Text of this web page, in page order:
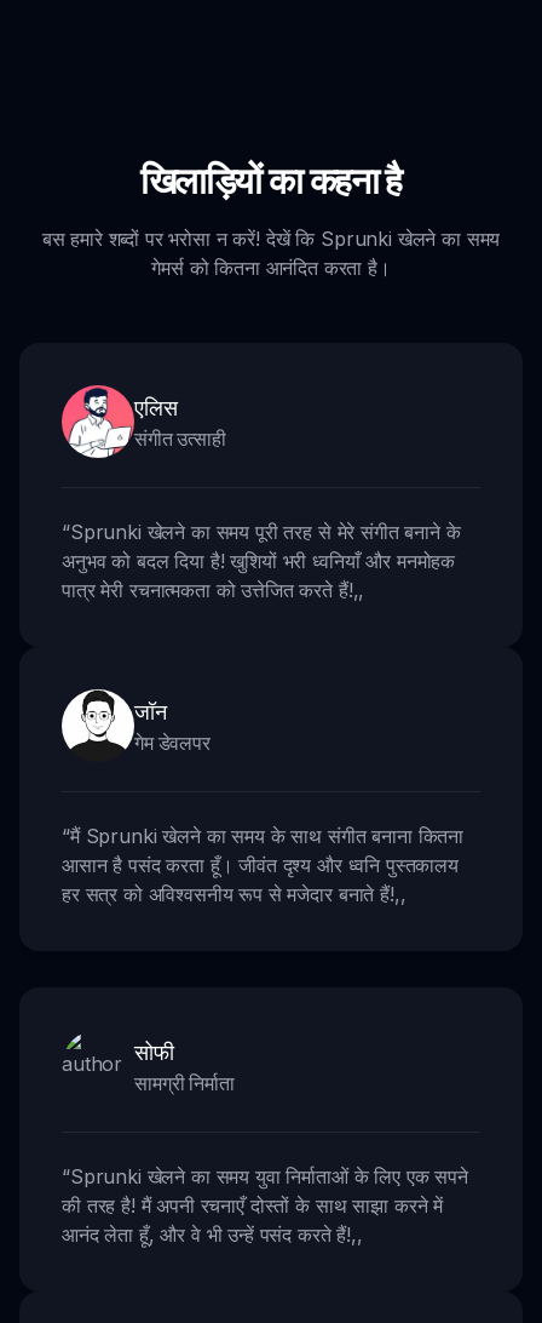
खिलाड़ियों का कहना है
बस हमारे शब्दों पर भरोसा न करें! देखें कि Sprunki खेलने का समय
गेमर्स को कितना आनंदित करता है।
एलिस
संगीत उत्साही
“Sprunki खेलने का समय पूरी तरह से मेरे संगीत बनाने के
अनुभव को बदल दिया है! खुशियों भरी ध्वनियाँ और मनमोहक
पात्र मेरी रचनात्मकता को उत्तेजित करते हैं!,,
जॉन
गेम डेवलपर
“मैं Sprunki खेलने का समय के साथ संगीत बनाना कितना
आसान है पसंद करता हूँ। जीवंत दृश्य और ध्वनि पुस्तकालय
हर सत्र को अविश्वसनीय रूप से मजेदार बनाते हैं!,,
सोफी
सामग्री निर्माता
“Sprunki खेलने का समय युवा निर्माताओं के लिए एक सपने
की तरह है! मैं अपनी रचनाएँ दोस्तों के साथ साझा करने में
आनंद लेता हूँ, और वे भी उन्हें पसंद करते हैं!,,